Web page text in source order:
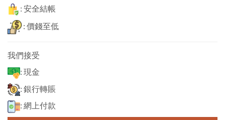
: 安全結帳
: 價錢至低
我們接受
: 現金
: 銀行轉賬
: 網上付款